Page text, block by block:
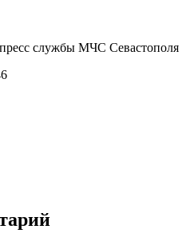
службы МЧС Севастополя